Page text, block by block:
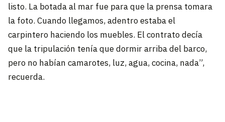
listo. La botada al mar fue para que la prensa tomara
la foto. Cuando llegamos, adentro estaba el
carpintero haciendo los muebles. El contrato decía
que la tripulación tenía que dormir arriba del barco,
pero no habían camarotes, luz, agua, cocina, nada”,
recuerda.